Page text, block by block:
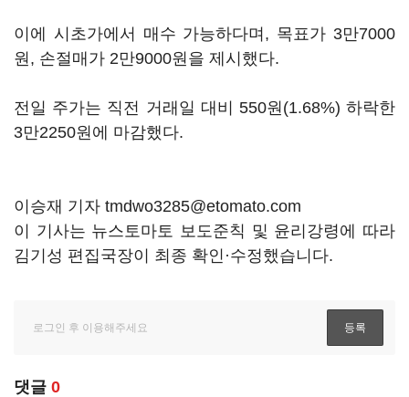
이에 시초가에서 매수 가능하다며, 목표가 3만7000
원, 손절매가 2만9000원을 제시했다.
전일 주가는 직전 거래일 대비 550원(1.68%) 하락한
3만2250원에 마감했다.
이승재 기자 tmdwo3285@etomato.com
이 기사는 뉴스토마토 보도준칙 및 윤리강령에 따라
김기성 편집국장이 최종 확인·수정했습니다.
댓글 0